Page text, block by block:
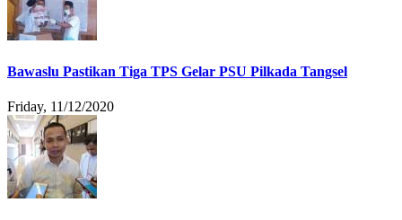
Bawaslu Pastikan Tiga TPS Gelar PSU Pilkada Tangsel
Friday, 11/12/2020